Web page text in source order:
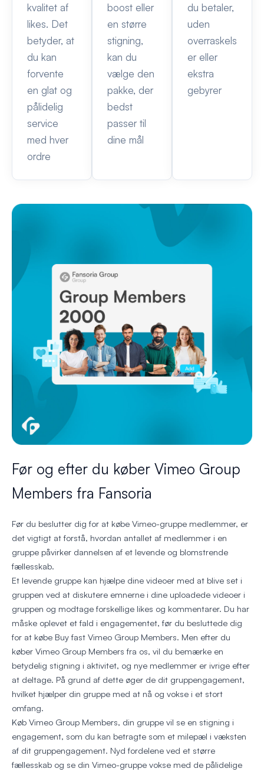
kvalitet af
likes. Det
betyder, at
du kan
forvente
en glat og
pålidelig
service
med hver
ordre
boost eller
en større
stigning,
kan du
vælge den
pakke, der
bedst
passer til
dine mål
du betaler,
uden
overraskels
er eller
ekstra
gebyrer
Før og efter du køber Vimeo Group
Members fra Fansoria
Før du beslutter dig for at købe Vimeo-gruppe medlemmer, er
det vigtigt at forstå, hvordan antallet af medlemmer i en
gruppe påvirker dannelsen af et levende og blomstrende
fællesskab.
Et levende gruppe kan hjælpe dine videoer med at blive set i
gruppen ved at diskutere emnerne i dine uploadede videoer i
gruppen og modtage forskellige likes og kommentarer. Du har
måske oplevet et fald i engagementet, før du besluttede dig
for at købe Buy fast Vimeo Group Members. Men efter du
køber Vimeo Group Members fra os, vil du bemærke en
betydelig stigning i aktivitet, og nye medlemmer er ivrige efter
at deltage. På grund af dette øger de dit gruppengagement,
hvilket hjælper din gruppe med at nå og vokse i et stort
omfang.
Køb Vimeo Group Members, din gruppe vil se en stigning i
engagement, som du kan betragte som et milepæl i væksten
af dit gruppengagement. Nyd fordelene ved et større
fællesskab og se din Vimeo-gruppe vokse med de pålidelige